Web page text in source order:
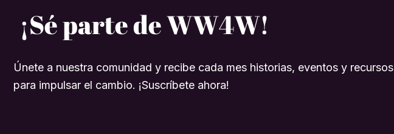
¡Sé parte de WW4W!
Únete a nuestra comunidad y recibe cada mes historias, eventos y recursos
para impulsar el cambio. ¡Suscríbete ahora!